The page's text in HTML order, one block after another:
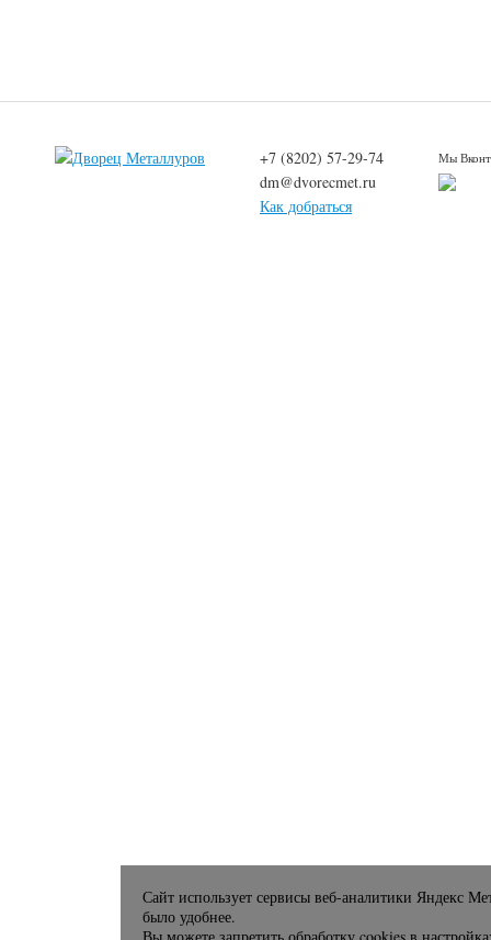
+7 (8202) 57-29-74
dm@dvorecmet.ru
Как добраться
Мы
Сайт использует сервисы веб-аналитики Яндекс
было удобнее.